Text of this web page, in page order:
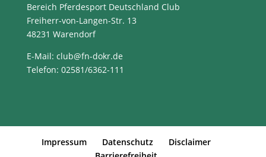
Bereich Pferdesport Deutschland Club
Freiherr-von-Langen-Str. 13
48231 Warendorf
E-Mail: club@fn-dokr.de
Telefon: 02581/6362-111
Impressum Datenschutz
Disclaimer